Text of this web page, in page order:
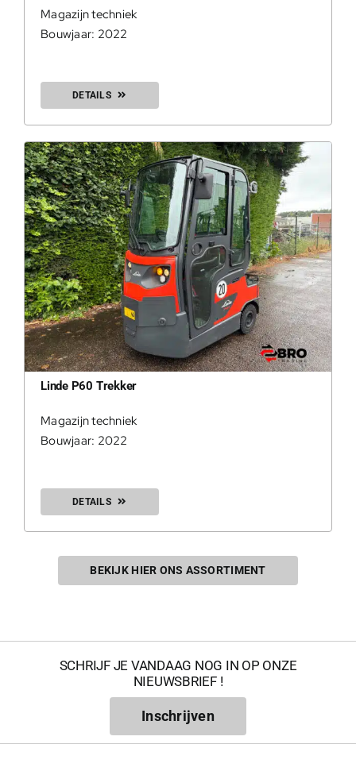
Magazijn techniek
Bouwjaar: 2022
DETAILS
Linde P60 Trekker
Magazijn techniek
Bouwjaar: 2022
DETAILS
BEKIJK HIER ONS ASSORTIMENT
SCHRIJF JE VANDAAG NOG IN OP ONZE
NIEUWSBRIEF !
Inschrijven